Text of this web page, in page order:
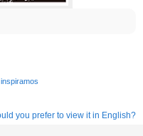
you prefer to view it in English?